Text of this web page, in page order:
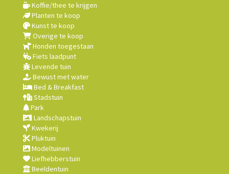
Koffie/thee te krijgen
Planten te koop
Kunst te koop
Overige te koop
Honden toegestaan
Fiets laadpunt
Levende tuin
Bewust met water
Bed & Breakfast
Stadstuin
Park
Landschapstuin
Kwekerij
Pluktuin
Modeltuinen
Liefhebberstuin
Beeldentuin